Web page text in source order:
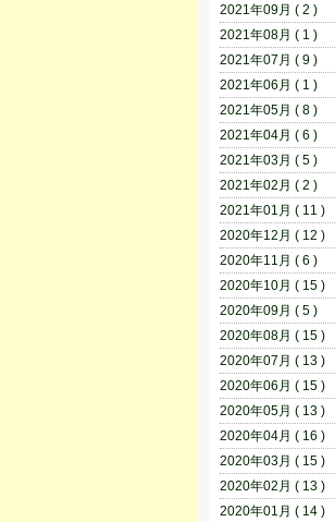
2021年09月 ( 2 )
2021年08月 ( 1 )
2021年07月 ( 9 )
2021年06月 ( 1 )
2021年05月 ( 8 )
2021年04月 ( 6 )
2021年03月 ( 5 )
2021年02月 ( 2 )
2021年01月 ( 11 )
2020年12月 ( 12 )
2020年11月 ( 6 )
2020年10月 ( 15 )
2020年09月 ( 5 )
2020年08月 ( 15 )
2020年07月 ( 13 )
2020年06月 ( 15 )
2020年05月 ( 13 )
2020年04月 ( 16 )
2020年03月 ( 15 )
2020年02月 ( 13 )
2020年01月 ( 14 )